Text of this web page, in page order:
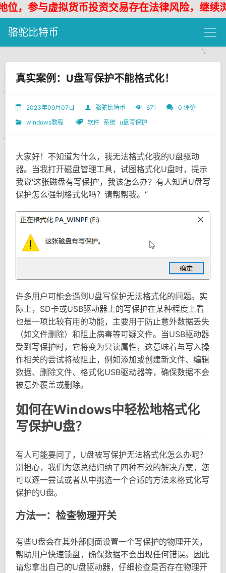
与虚拟货币投资交易存在法律风险，继续浏览
骆驼比特币
真实案例：U盘写保护不能格式化！
2023年09月07日 骆驼比特币 671
0 评论
windows教程
软件 系统 u盘写保护
大家好！不知道为什么，我无法格式化我的U盘驱动
器。当我打开磁盘管理工具，试图格式化U盘时，提示
我说‘这张磁盘有写保护’，我该怎么办？有人知道U盘写
保护怎么强制格式化吗？请帮帮我。”
许多用户可能会遇到U盘写保护无法格式化的问题。实
际上，SD卡或USB驱动器上的写保护在某种程度上看
也是一项比较有用的功能，主要用于防止意外数据丢失
（如文件删除）和阻止病毒等可疑文件。当USB驱动器
受到写保护时，它将变为只读属性，这意味着与写入操
作相关的尝试将被阻止，例如添加或创建新文件、编辑
数据、删除文件、格式化USB驱动器等，确保数据不会
被意外覆盖或删除。
如何在Windows中轻松地格式化
写保护U盘？
有人可能要问了，U盘被写保护无法格式化怎么办呢？
别担心，我们为您总结归纳了四种有效的解决方案，您
可以逐一尝试或者从中挑选一个合适的方法来格式化写
保护的U盘。
方法一：检查物理开关
有些U盘会在其外部侧面设置一个写保护的物理开关，
帮助用户快速锁盘，确保数据不会出现任何错误。因此
请您拿出自己的U盘驱动器，仔细检查是否存在物理开